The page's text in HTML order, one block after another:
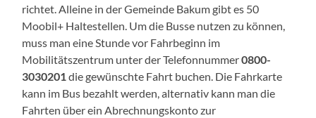
richtet. Alleine in der Gemeinde Bakum gibt es 50
Moobil+ Haltestellen. Um die Busse nutzen zu können,
muss man eine Stunde vor Fahrbeginn im
Mobilitätszentrum unter der Telefonnummer0800-
3030201die gewünschte Fahrt buchen. Die Fahrkarte
kann im Bus bezahlt werden, alternativ kann man die
Fahrten über ein Abrechnungskonto zur